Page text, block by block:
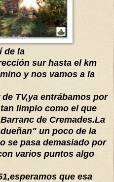
de la
sur hasta el km
y nos vamos a la
TV,ya entrábamos por
limpio como el que
de Cremades.La
un poco de la
se pasa demasiado por
varios puntos algo
que esa